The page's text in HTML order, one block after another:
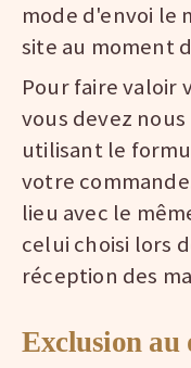
mode d'envoi le
site au moment
Pour faire valoir
vous devez
utilisant le
votre
lieu avec le
celui choisi lors
réception des
Exclusion